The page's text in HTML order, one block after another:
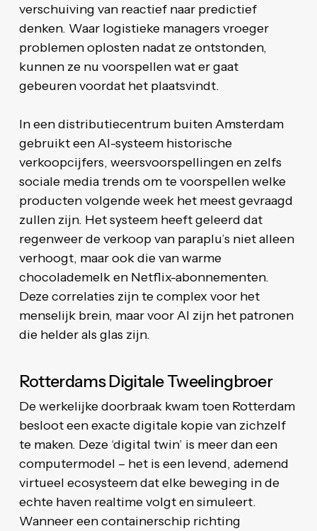
verschuiving van reactief naar predictief
denken. Waar logistieke managers vroeger
problemen oplosten nadat ze ontstonden,
kunnen ze nu voorspellen wat er gaat
gebeuren voordat het plaatsvindt.
In een distributiecentrum buiten Amsterdam
gebruikt een AI-systeem historische
verkoopcijfers, weersvoorspellingen en zelfs
sociale media trends om te voorspellen welke
producten volgende week het meest gevraagd
zullen zijn. Het systeem heeft geleerd dat
regenweer de verkoop van paraplu’s niet alleen
verhoogt, maar ook die van warme
chocolademelk en Netflix-abonnementen.
Deze correlaties zijn te complex voor het
menselijk brein, maar voor AI zijn het patronen
die helder als glas zijn.
Rotterdams Digitale Tweelingbroer
De werkelijke doorbraak kwam toen Rotterdam
besloot een exacte digitale kopie van zichzelf
te maken. Deze ‘digital twin’ is meer dan een
computermodel – het is een levend, ademend
virtueel ecosysteem dat elke beweging in de
echte haven realtime volgt en simuleert.
Wanneer een containerschip richting